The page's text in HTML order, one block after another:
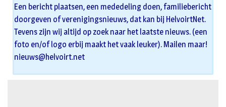
Een bericht plaatsen, een mededeling doen, familiebericht
doorgeven of verenigingsnieuws, dat kan bij HelvoirtNet.
Tevens zijn wij altijd op zoek naar het laatste nieuws. (een
foto en/of logo erbij maakt het vaak leuker). Mailen maar!
nieuws@helvoirt.net